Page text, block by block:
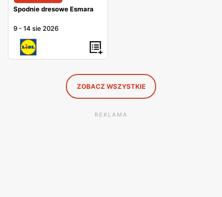
Spodnie dresowe Esmara
9 -14 sie 2026
ZOBACZ WSZYSTKIE
REKLAMA